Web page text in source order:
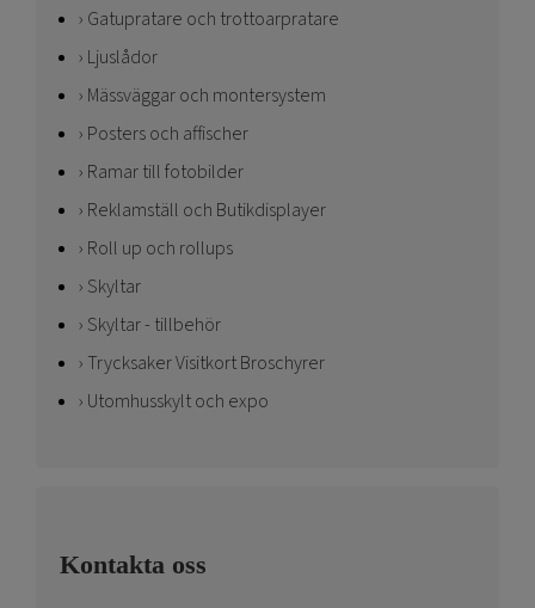
Gatupratare och trottoarpratare
Ljuslådor
Mässväggar och montersystem
Posters och affischer
Ramar till fotobilder
Reklamställ och Butikdisplayer
Roll up och rollups
Skyltar
Skyltar - tillbehör
Trycksaker Visitkort Broschyrer
Utomhusskylt och expo
Kontakta oss